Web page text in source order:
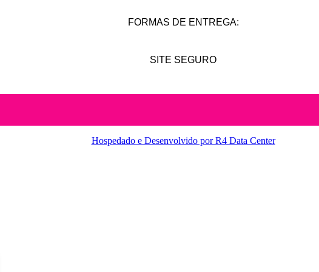
FORMAS DE ENTREGA:
SITE SEGURO
Hospedado e Desenvolvido por R4 Data Center